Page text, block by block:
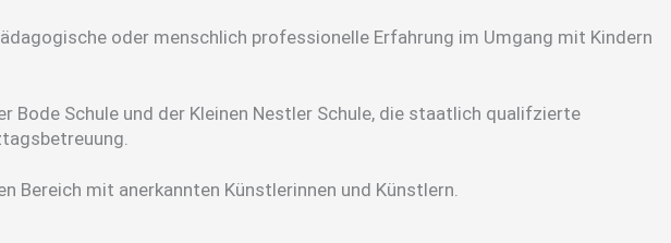
oder menschlich professionelle Erfahrung im Umgang mit Kindern
Bode Schule und der Kleinen Nestler Schule, die staatlich qualifzierte
mit anerkannten Künstlerinnen und Künstlern.